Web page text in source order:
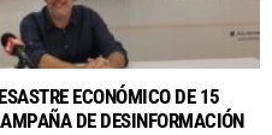
ECONÓMICO DE 15
DE DESINFORMACIÓN